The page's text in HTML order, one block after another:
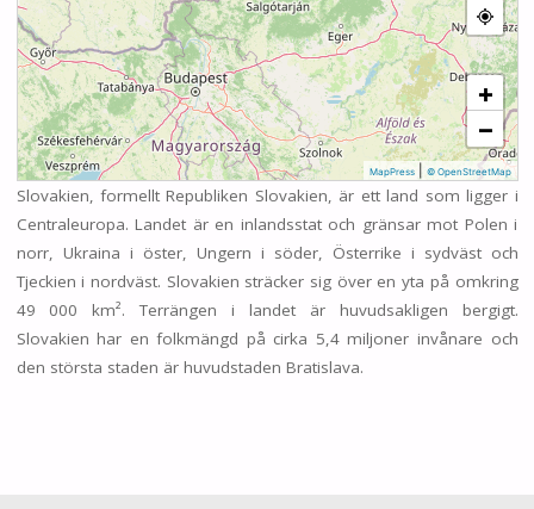
+
−
MapPress| © OpenStreetMap
Slovakien, formellt Republiken Slovakien, är ett land som ligger i
Centraleuropa. Landet är en inlandsstat och gränsar mot Polen i
norr, Ukraina i öster, Ungern i söder, Österrike i sydväst och
Tjeckien i nordväst. Slovakien sträcker sig över en yta på omkring
49 000 km². Terrängen i landet är huvudsakligen bergigt.
Slovakien har en folkmängd på cirka 5,4 miljoner invånare och
den största staden är huvudstaden Bratislava.